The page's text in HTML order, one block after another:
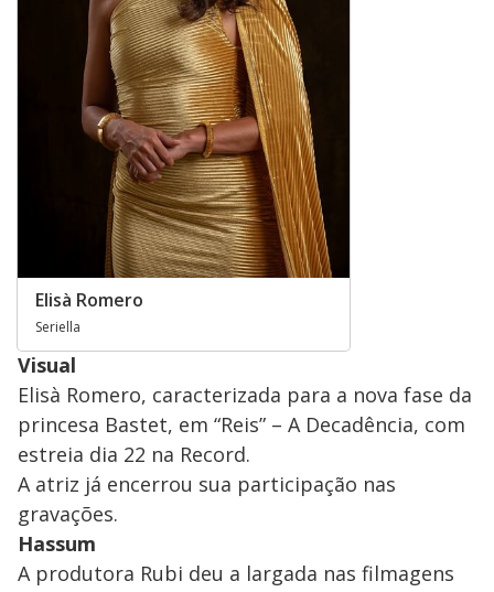
Elisà Romero
Seriella
Visual
Elisà Romero, caracterizada para a nova fase da
princesa Bastet, em “Reis” – A Decadência, com
estreia dia 22 na Record.
A atriz já encerrou sua participação nas
gravações.
Hassum
A produtora Rubi deu a largada nas filmagens